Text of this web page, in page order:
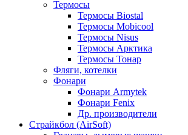
Термосы
Термосы Biostal
Термосы Mobicool
Термосы Nisus
Термосы Арктика
Термосы Тонар
Фляги, котелки
Фонари
Фонари Armytek
Фонари Fenix
Др. производители
Страйкбол (AirSoft)